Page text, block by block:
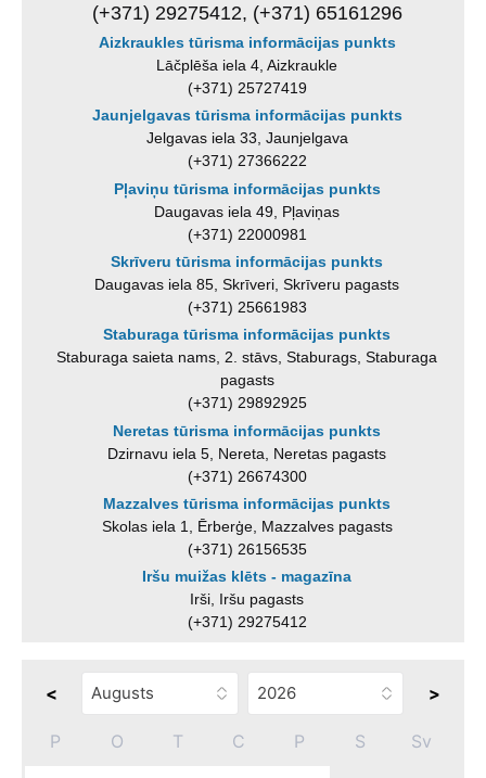
(+371) 29275412, (+371) 65161296
Aizkraukles tūrisma informācijas punkts
Lāčplēša iela 4, Aizkraukle
(+371) 25727419
Jaunjelgavas tūrisma informācijas punkts
Jelgavas iela 33, Jaunjelgava
(+371) 27366222
Pļaviņu tūrisma informācijas punkts
Daugavas iela 49, Pļaviņas
(+371) 22000981
Skrīveru tūrisma informācijas punkts
Daugavas iela 85, Skrīveri, Skrīveru pagasts
(+371) 25661983
Staburaga tūrisma informācijas punkts
Staburaga saieta nams, 2. stāvs, Staburags, Staburaga
pagasts
(+371) 29892925
Neretas tūrisma informācijas punkts
Dzirnavu iela 5, Nereta, Neretas pagasts
(+371) 26674300
Mazzalves tūrisma informācijas punkts
Skolas iela 1, Ērberģe, Mazzalves pagasts
(+371) 26156535
Iršu muižas klēts - magazīna
Irši, Iršu pagasts
(+371) 29275412
< >
P O T C P S Sv